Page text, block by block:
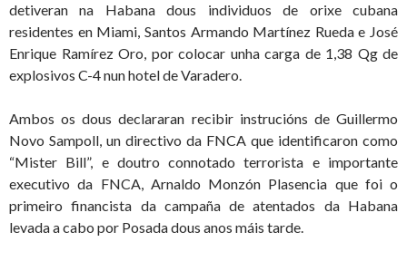
detiveran na Habana dous individuos de orixe cubana
residentes en Miami, Santos Armando Martínez Rueda e José
Enrique Ramírez Oro, por colocar unha carga de 1,38 Qg de
explosivos C-4 nun hotel de Varadero.
Ambos os dous declararan recibir instrucións de Guillermo
Novo Sampoll, un directivo da FNCA que identificaron como
“Mister Bill”, e doutro connotado terrorista e importante
executivo da FNCA, Arnaldo Monzón Plasencia que foi o
primeiro financista da campaña de atentados da Habana
levada a cabo por Posada dous anos máis tarde.